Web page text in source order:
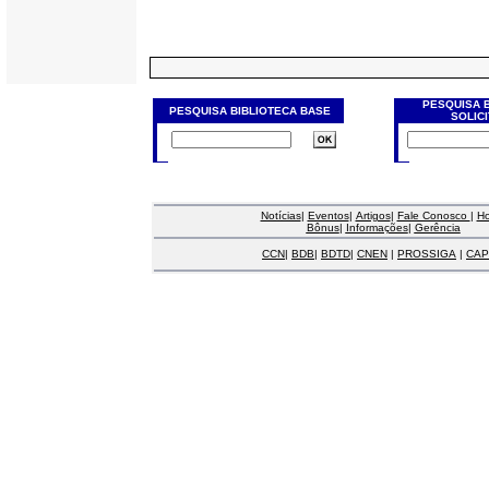
PESQUISA BIBLIOTECA BASE
PESQUISA
Notícias| Eventos| Artigos| Fale Conosco |
Bônus| Informações| Gerência
CCN| BDB| BDTD| CNEN | PROSSIGA |